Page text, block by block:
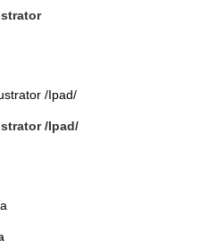
/Ipad/